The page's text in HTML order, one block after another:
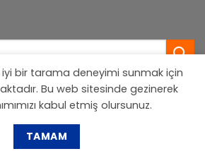
2026 ©Marka Solar Enerji Sistemleri
bir tarama deneyimi sunmak için
Bu web sitesinde gezinerek
kabul etmiş olursunuz.
TAMAM